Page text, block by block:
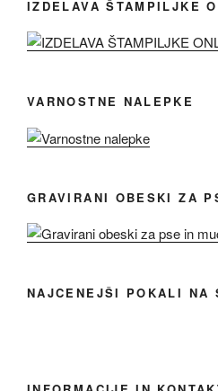
IZDELAVA ŠTAMPILJKE
VARNOSTNE NALEPKE
GRAVIRANI OBESKI ZA
NAJCENEJŠI POKALI NA